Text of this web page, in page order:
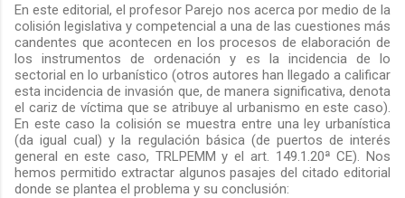
En este editorial, el profesor Parejo nos acerca por medio de la
colisión legislativa y competencial a una de las cuestiones más
candentes que acontecen en los procesos de elaboración de
los instrumentos de ordenación y es la incidencia de lo
sectorial en lo urbanístico (otros autores han llegado a calificar
esta incidencia de invasión que, de manera significativa, denota
el cariz de víctima que se atribuye al urbanismo en este caso).
En este caso la colisión se muestra entre una ley urbanística
(da igual cual) y la regulación básica (de puertos de interés
general en este caso, TRLPEMM y el art. 149.1.20ª CE). Nos
hemos permitido extractar algunos pasajes del citado editorial
donde se plantea el problema y su conclusión: